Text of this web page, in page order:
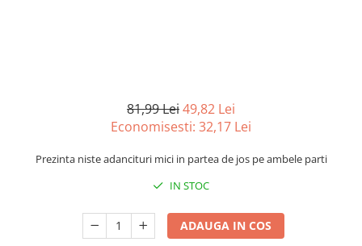
Laptopuri si Accesorii
Telefoane Mobile & accesorii
81,99 Lei49,82 Lei
Economisesti: 32,17 Lei
Prezinta niste adancituri mici in partea de jos pe ambele parti
IN STOC
ADAUGA IN COS